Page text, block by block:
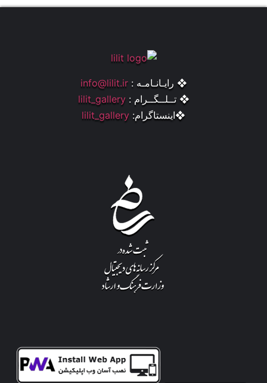
❖ رایـانـامـه : info@lilit.ir
❖ تــلــگــرام : lilit_gallery
❖اینستاگرام: lilit_gallery